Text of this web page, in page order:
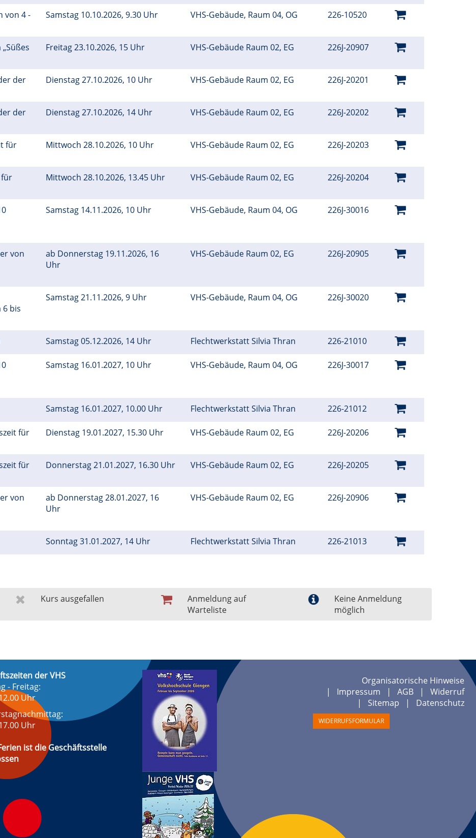
von 4 -
Samstag 10.10.2026, 9.30 Uhr VHS-Gebäude, Raum 04, OG 226-10520
Freitag 23.10.2026, 15 Uhr VHS-Gebäude Raum 02, EG 226J-20907
der
Dienstag 27.10.2026, 10 Uhr VHS-Gebäude Raum 02, EG 226J-20201
der
Dienstag 27.10.2026, 14 Uhr VHS-Gebäude Raum 02, EG 226J-20202
für
Mittwoch 28.10.2026, 10 Uhr VHS-Gebäude Raum 02, EG 226J-20203
für
Mittwoch 28.10.2026, 13.45 Uhr VHS-Gebäude Raum 02, EG 226J-20204
Samstag 14.11.2026, 10 Uhr VHS-Gebäude, Raum 04, OG 226J-30016
von
ab Donnerstag 19.11.2026, 16
Uhr
VHS-Gebäude Raum 02, EG 226J-20905
bis
Samstag 21.11.2026, 9 Uhr VHS-Gebäude, Raum 04, OG 226J-30020
Samstag 05.12.2026, 14 Uhr Flechtwerkstatt Silvia Thran 226-21010
Samstag 16.01.2027, 10 Uhr VHS-Gebäude, Raum 04, OG 226J-30017
Samstag 16.01.2027, 10.00 Uhr Flechtwerkstatt Silvia Thran 226-21012
für
Dienstag 19.01.2027, 15.30 Uhr VHS-Gebäude Raum 02, EG 226J-20206
für
Donnerstag 21.01.2027, 16.30 Uhr VHS-Gebäude Raum 02, EG 226J-20205
von
ab Donnerstag 28.01.2027, 16
Uhr
VHS-Gebäude Raum 02, EG 226J-20906
Sonntag 31.01.2027, 14 Uhr Flechtwerkstatt Silvia Thran 226-21013
Kurs ausgefallen
Anmeldung auf
Warteliste
Keine Anmeldung
möglich
der VHS
- Freitag:
Uhr
Uhr
ist die Geschäftsstelle
Organisatorische Hinweise
Impressum
AGB
Widerruf
Sitemap
Datenschutz
WIDERRUFSFORMULAR